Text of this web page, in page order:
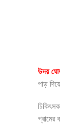
উদয়
পাড়
গ্রামের